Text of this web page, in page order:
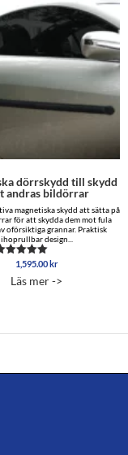
dörrskydd till skydd
andras bildörrar
magnetiska skydd att sätta på
för att skydda dem mot fula
oförsiktiga grannar. Praktisk
ihoprullbar design...
Betygsatt
av 5
1,595.00kr
Läs mer ->